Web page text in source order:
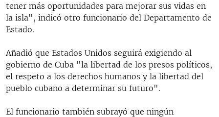
tener más oportunidades para mejorar sus vidas en
la isla", indicó otro funcionario del Departamento de
Estado.
Añadió que Estados Unidos seguirá exigiendo al
gobierno de Cuba "la libertad de los presos políticos,
el respeto a los derechos humanos y la libertad del
pueblo cubano a determinar su futuro".
El funcionario también subrayó que ningún